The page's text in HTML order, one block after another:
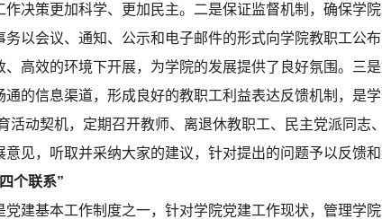
作决策更加科学、更加民主。二是保证监督机制，确保学
务以会议、通知、公示和电子邮件的形式向学院教职工公
、高效的环境下开展，为学院的发展提供了良好氛围。三
通的信息渠道，形成良好的教职工利益表达反馈机制，是
活动契机，定期召开教师、离退休教职工、民主党派同
意见，听取并采纳大家的建议，针对提出的问题予以反馈
个联系”
基本工作制度之一，针对学院党建工作现状，管理学